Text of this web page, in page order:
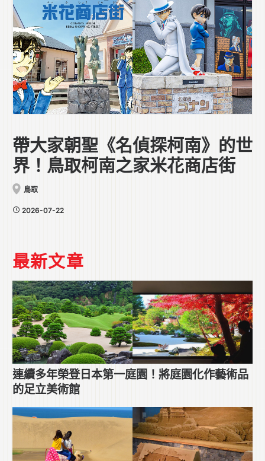
帶大家朝聖《名偵探柯南》的世
界！鳥取柯南之家米花商店街
鳥取
2026-07-22
最新文章
連續多年榮登日本第一庭園！將庭園化作藝術品
的足立美術館